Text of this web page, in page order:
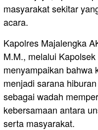
masyarakat sekitar
acara.
Kapolres Majalengka
M.M., melalui
menyampaikan bahwa
menjadi sarana
sebagai wadah
kebersamaan antara
serta masyarakat.